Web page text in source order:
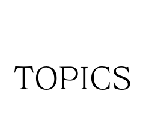
TOPICS